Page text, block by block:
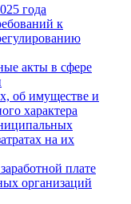
года
к
акты в сфере
об имуществе и
характера
на их
плате
организаций